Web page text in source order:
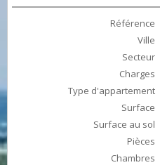
Référence
Ville
Secteur
Charges
Type d'appartement
Surface
Surface au sol
Pièces
Chambres